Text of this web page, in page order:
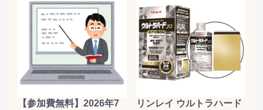
【参加費無料】2026年7
リンレイ ウルトラハード